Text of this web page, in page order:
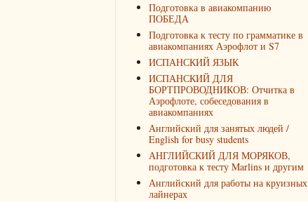
Подготовка в авиакомпанию
ПОБЕДА
Подготовка к тесту по грамматике в
авиакомпаниях Аэрофлот и S7
ИСПАНСКИЙ ЯЗЫК
ИСПАНСКИЙ ДЛЯ
БОРТПРОВОДНИКОВ: Отчитка в
Аэрофлоте, собеседования в
авиакомпаниях
Английский для занятых людей /
English for busy students
АНГЛИЙСКИЙ ДЛЯ МОРЯКОВ,
подготовка к тесту Marlins и другим
Английский для работы на круизных
лайнерах